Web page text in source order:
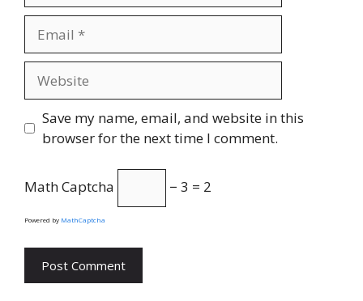
Save my name, email, and website in this
browser for the next time I comment.
Math Captcha − 3 = 2
Powered by MathCaptcha